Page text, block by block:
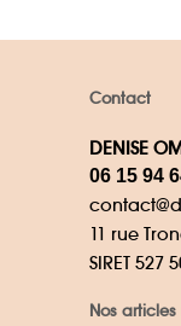
Contact
DENISE
06 15 94
11 rue
SIRET 527
Nos